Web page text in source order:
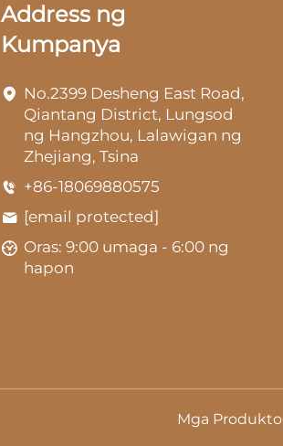
Address ng
Kumpanya
No.2399 Desheng East Road,
Qiantang District, Lungsod
ng Hangzhou, Lalawigan ng
Zhejiang, Tsina
+86-18069880575
[email protected]
Oras: 9:00 umaga - 6:00 ng
hapon
Mga Produkto